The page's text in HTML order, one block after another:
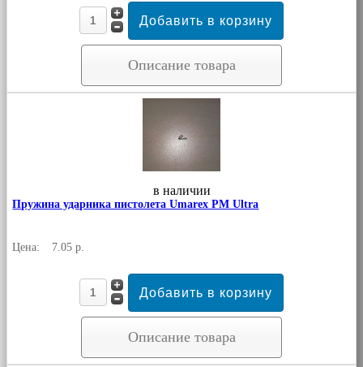
Описание товара
в наличии
Пружина ударника пистолета Umarex PM Ultra
Цена: 7.05 р.
Описание товара